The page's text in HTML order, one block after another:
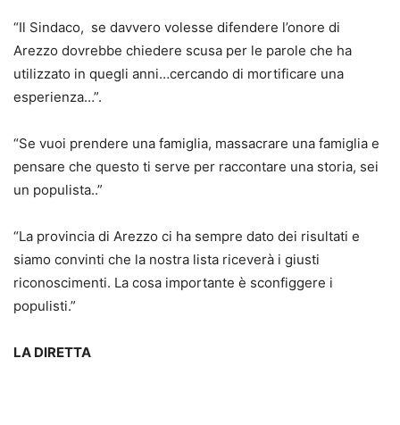
“Il Sindaco, se davvero volesse difendere l’onore di
Arezzo dovrebbe chiedere scusa per le parole che ha
utilizzato in quegli anni…cercando di mortificare una
esperienza…”.
“Se vuoi prendere una famiglia, massacrare una famiglia e
pensare che questo ti serve per raccontare una storia, sei
un populista..”
“La provincia di Arezzo ci ha sempre dato dei risultati e
siamo convinti che la nostra lista riceverà i giusti
riconoscimenti. La cosa importante è sconfiggere i
populisti.”
LA DIRETTA